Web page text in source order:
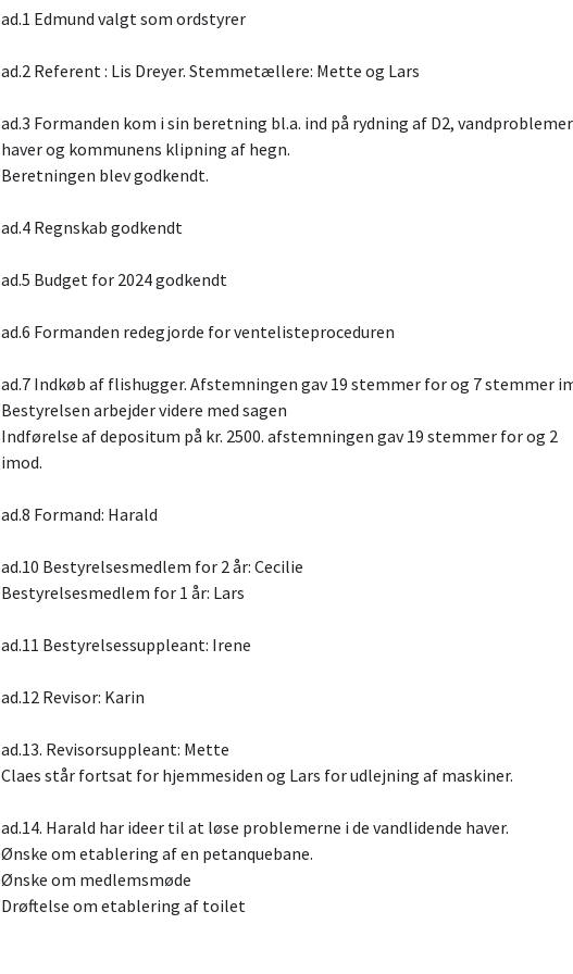
ad.1 Edmund valgt som ordstyrer
ad.2 Referent : Lis Dreyer. Stemmetællere: Mette og Lars
ad.3 Formanden kom i sin beretning bl.a. ind på rydning af D2,
haver og kommunens klipning af hegn.
Beretningen blev godkendt.
ad.4 Regnskab godkendt
ad.5 Budget for 2024 godkendt
ad.6 Formanden redegjorde for ventelisteproceduren
ad.7 Indkøb af flishugger. Afstemningen gav 19 stemmer for og 7 stemmer
Bestyrelsen arbejder videre med sagen
Indførelse af depositum på kr. 2500. afstemningen gav 19 stemmer for og 2
imod.
ad.8 Formand: Harald
ad.10 Bestyrelsesmedlem for 2 år: Cecilie
Bestyrelsesmedlem for 1 år: Lars
ad.11 Bestyrelsessuppleant: Irene
ad.12 Revisor: Karin
ad.13. Revisorsuppleant: Mette
Claes står fortsat for hjemmesiden og Lars for udlejning af maskiner.
ad.14. Harald har ideer til at løse problemerne i de vandlidende haver.
Ønske om etablering af en petanquebane.
Ønske om medlemsmøde
Drøftelse om etablering af toilet